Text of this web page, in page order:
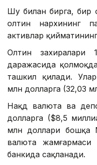
Шу билан бирга, бир
олтин нархининг
активлар
Олтин захиралари
даражасида
ташкил қилади.
млн долларга (32,03
Нақд валюта ва
долларга ($8,5
млн доллари бошқа
валюта жамғармаси
банкида сақланади.